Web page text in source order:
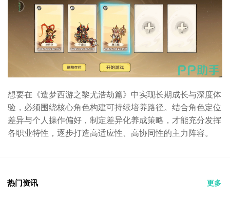
想要在《造梦西游之黎尤浩劫篇》中实现长期成长与深度体
验，必须围绕核心角色构建可持续培养路径。结合角色定位
差异与个人操作偏好，制定差异化养成策略，才能充分发挥
各职业特性，逐步打造高适应性、高协同性的主力阵容。
热门资讯 更多